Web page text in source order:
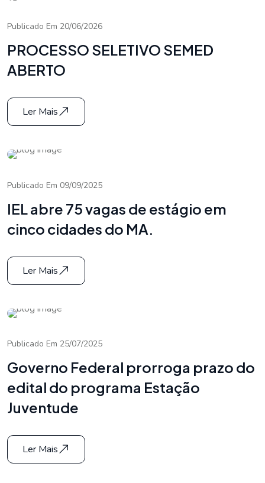
Publicado Em 20/06/2026
PROCESSO SELETIVO SEMED
ABERTO
Ler Mais
Publicado Em 09/09/2025
IEL abre 75 vagas de estágio em
cinco cidades do MA.
Ler Mais
Publicado Em 25/07/2025
Governo Federal prorroga prazo do
edital do programa Estação
Juventude
Ler Mais